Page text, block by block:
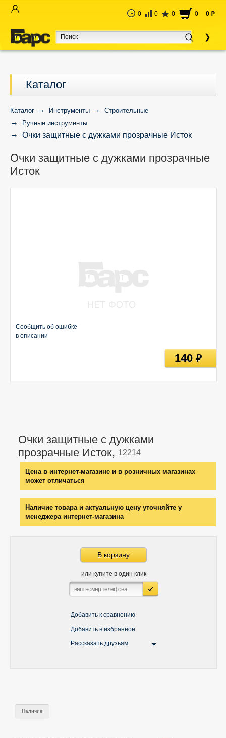
0 0 0 0 0 руб
Каталог
Каталог Инструменты
Строительные
Ручные инструменты
Очки защитные с дужками прозрачные Исток
Очки защитные с дужками прозрачные
Исток
Очки защитные с дужками
прозрачные Исток, 12214
Цена в интернет-магазине и в розничных магазинах
может отличаться
Наличие товара и актуальную цену уточняйте у
менеджера интернет-магазина
В корзину
или купите в один клик
Добавить к сравнению
Добавить в избранное
Рассказать друзьям
Сообщить об ошибке
в описании
140руб
Наличие